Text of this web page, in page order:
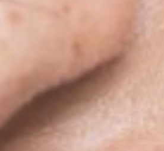
HISTOIRE